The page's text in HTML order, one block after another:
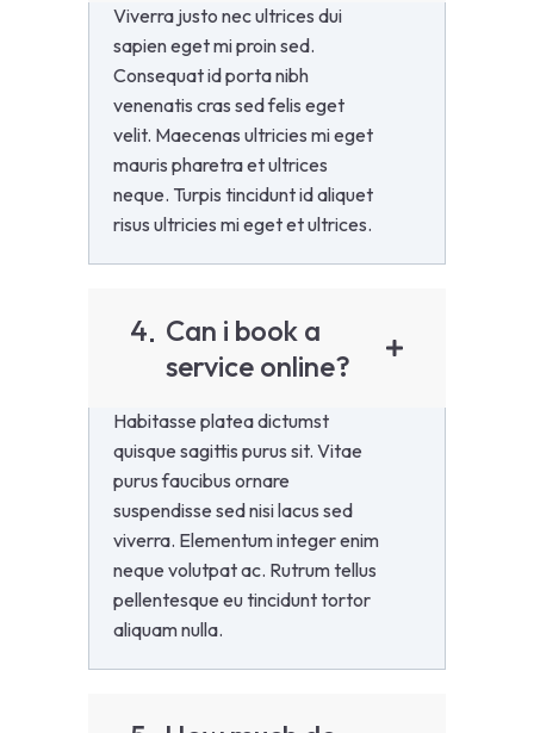
Viverra justo nec ultrices dui
sapien eget mi proin sed.
Consequat id porta nibh
venenatis cras sed felis eget
velit. Maecenas ultricies mi eget
mauris pharetra et ultrices
neque. Turpis tincidunt id aliquet
risus ultricies mi eget et ultrices.
4 Can i book a
service online?
Habitasse platea dictumst
quisque sagittis purus sit. Vitae
purus faucibus ornare
suspendisse sed nisi lacus sed
viverra. Elementum integer enim
neque volutpat ac. Rutrum tellus
pellentesque eu tincidunt tortor
aliquam nulla.